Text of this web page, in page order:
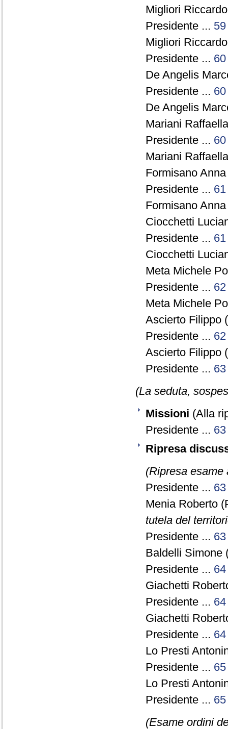
Migliori
Presidente ... 59
Migliori
Presidente ... 60
De Angelis
Presidente ... 60
De Angelis
Mariani
Presidente ... 60
Mariani
Formisano
Presidente ... 61
Formisano
Ciocchetti
Presidente ... 61
Ciocchetti
Meta Michele
Presidente ... 62
Meta Michele
Ascierto Filippo
Presidente ... 62
Ascierto Filippo
Presidente ... 63
(La seduta,
Missioni (Alla
Presidente ... 63
Ripresa
(Ripresa esame
Presidente ... 63
Menia Roberto
tutela del
Presidente ... 63
Baldelli Simone
Presidente ... 64
Giachetti
Presidente ... 64
Giachetti
Presidente ... 64
Lo Presti
Presidente ... 65
Lo Presti
Presidente ... 65
(Esame ordini